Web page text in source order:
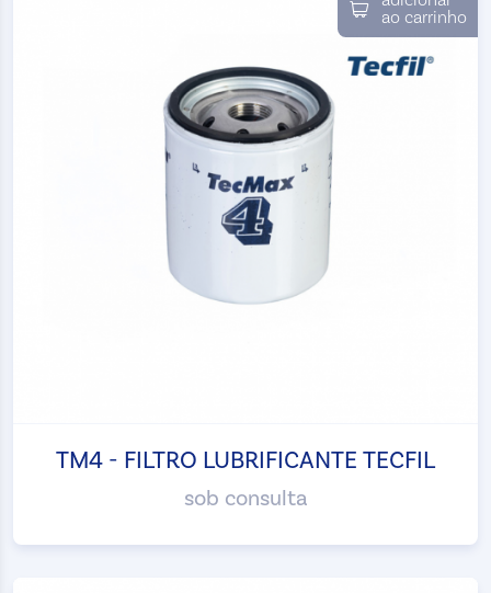
ao carrinho
TM4 - FILTRO LUBRIFICANTE TECFIL
sob consulta